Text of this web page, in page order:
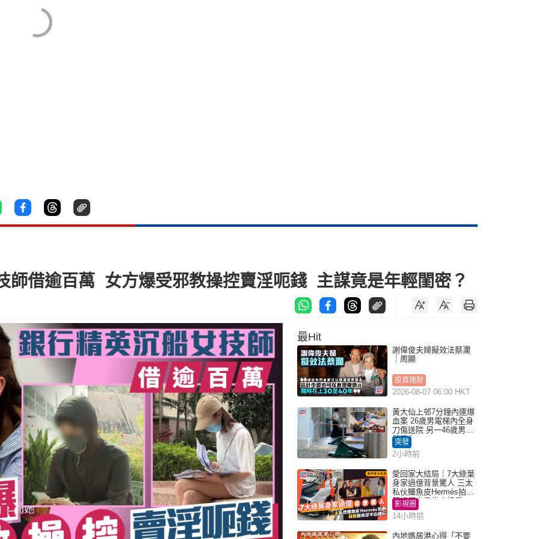
師借逾百萬 女方爆受邪教操控賣淫呃錢 主謀竟是年輕閨密？
最Hit
謝偉俊夫婦擬效法蔡瀾
｜周顯
投資理財
2026-08-07 06:00 HKT
黃大仙上邨7分鐘內連爆
血案 26歲男電梯內全身
刀傷送院 另一46歲男倒
斃平台
突發
2小時前
愛回家大結局｜7大綠葉
身家過億背景驚人 三太
私伙鱷魚皮Hermès拍劇
蘇姐原來是半山樓后
影視圈
14小時前
內地媽居港心得「不要